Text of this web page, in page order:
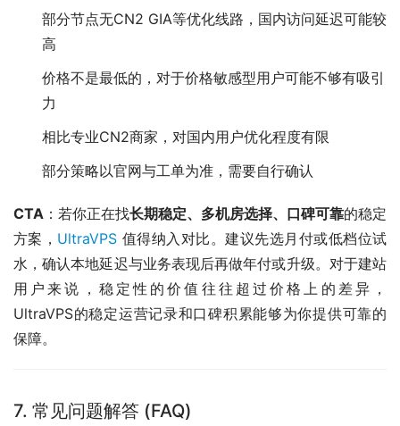
部分节点无CN2 GIA等优化线路，国内访问延迟可能较
高
价格不是最低的，对于价格敏感型用户可能不够有吸引
力
相比专业CN2商家，对国内用户优化程度有限
部分策略以官网与工单为准，需要自行确认
CTA ：若你正在找长期稳定、多机房选择、口碑可靠的稳定
方案， UltraVPS 值得纳入对比。建议先选月付或低档位试
水，确认本地延迟与业务表现后再做年付或升级。对于建站
用户来说，稳定性的价值往往超过价格上的差异，
UltraVPS的稳定运营记录和口碑积累能够为你提供可靠的
保障。
7. 常见问题解答 (FAQ)